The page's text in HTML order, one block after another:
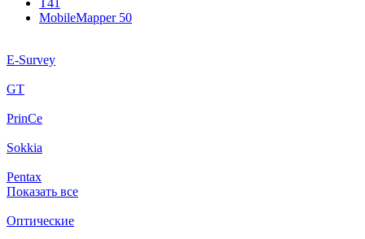
T41
MobileMapper 50
E-Survey
GT
PrinCe
Sokkia
Pentax
Показать все
Оптические